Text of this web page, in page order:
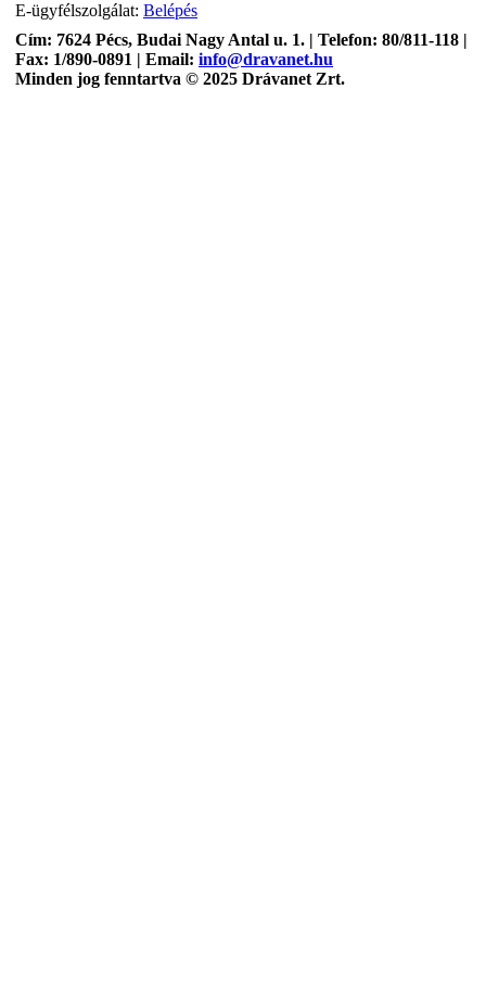
E-ügyfélszolgálat: Belépés
Cím: 7624 Pécs, Budai Nagy Antal u. 1. | Telefon: 80/811-118 |
Fax: 1/890-0891 | Email: info@dravanet.hu
Minden jog fenntartva © 2025 Drávanet Zrt.